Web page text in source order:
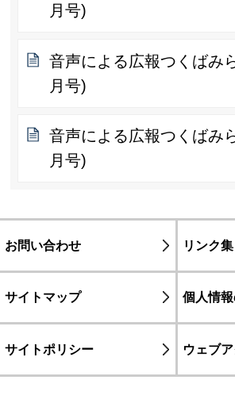
月号)
音声による広報つくばみ
月号)
音声による広報つくばみ
月号)
お問い合わせ リンク集
サイトマップ 個人情
サイトポリシー ウェブ